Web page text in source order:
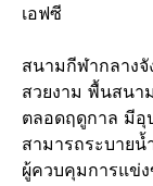
เอฟซี
สนามกีฬากลาง
สวยงาม พื้นสนา
ตลอดฤดูกาล มี
สามารถระบายน้
ผู้ควบคุมการแข่